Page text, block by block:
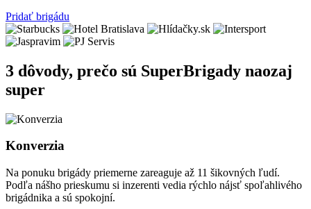
Pridať brigádu
3 dôvody, prečo sú SuperBrigady naozaj
super
Konverzia
Na ponuku brigády priemerne zareaguje až 11 šikovných ľudí.
Podľa nášho prieskumu si inzerenti vedia rýchlo nájsť spoľahlivého
brigádnika a sú spokojní.